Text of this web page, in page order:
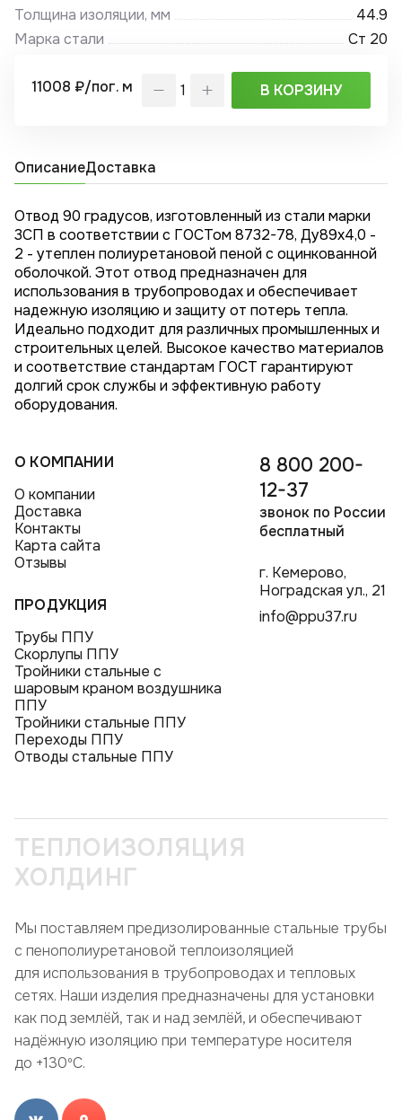
Толщина изоляции, мм
44.9
Марка стали
Ст 20
11008 ₽/пог. м В КОРЗИНУ
ОписаниеДоставка
Отвод 90 градусов, изготовленный из стали марки
3СП в соответствии с ГОСТом 8732-78, Ду89x4,0 -
2 - утеплен полиуретановой пеной с оцинкованной
оболочкой. Этот отвод предназначен для
использования в трубопроводах и обеспечивает
надежную изоляцию и защиту от потерь тепла.
Идеально подходит для различных промышленных и
строительных целей. Высокое качество материалов
и соответствие стандартам ГОСТ гарантируют
долгий срок службы и эффективную работу
оборудования.
О КОМПАНИИ
О компании
Доставка
Контакты
Карта сайта
Отзывы
ПРОДУКЦИЯ
Трубы ППУ
Скорлупы ППУ
Тройники стальные с
шаровым краном воздушника
ППУ
Тройники стальные ППУ
Переходы ППУ
Отводы стальные ППУ
8 800 200-
12-37
звонок по России
бесплатный
г. Кемерово,
Ноградская ул., 21
info@ppu37.ru
ТЕПЛОИЗОЛЯЦИЯ
ХОЛДИНГ
Мы поставляем предизолированные стальные трубы
с пенополиуретановой теплоизоляцией
для использования в трубопроводах и тепловых
сетях. Наши изделия предназначены для установки
как под землёй, так и над землёй, и обеспечивают
надёжную изоляцию при температуре носителя
до +130ºC.